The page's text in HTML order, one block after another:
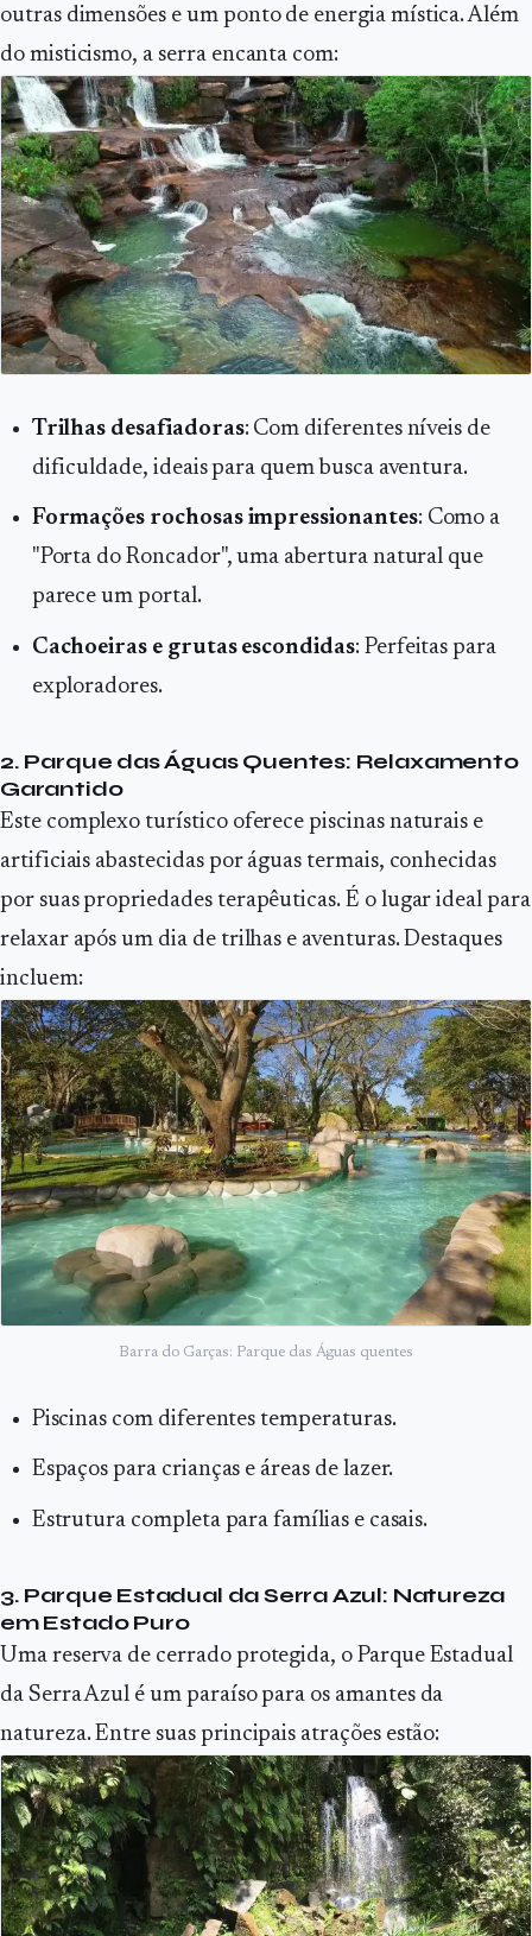
outras dimensões e um ponto de energia mística. Além
do misticismo, a serra encanta com:
Trilhas desafiadoras: Com diferentes níveis de
dificuldade, ideais para quem busca aventura.
Formações rochosas impressionantes: Como a
"Porta do Roncador", uma abertura natural que
parece um portal.
Cachoeiras e grutas escondidas: Perfeitas para
exploradores.
2. Parque das Águas Quentes: Relaxamento
Garantido
Este complexo turístico oferece piscinas naturais e
artificiais abastecidas por águas termais, conhecidas
por suas propriedades terapêuticas. É o lugar ideal para
relaxar após um dia de trilhas e aventuras. Destaques
incluem:
Barra do Garças: Parque das Águas quentes
Piscinas com diferentes temperaturas.
Espaços para crianças e áreas de lazer.
Estrutura completa para famílias e casais.
3. Parque Estadual da Serra Azul: Natureza
em Estado Puro
Uma reserva de cerrado protegida, o Parque Estadual
da Serra Azul é um paraíso para os amantes da
natureza. Entre suas principais atrações estão: